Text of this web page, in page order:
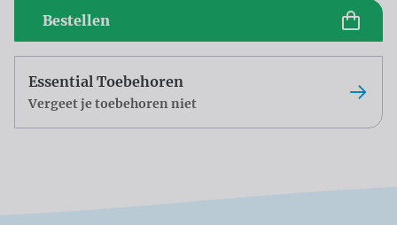
Bestellen
Essential Toebehoren
Vergeet je toebehoren niet